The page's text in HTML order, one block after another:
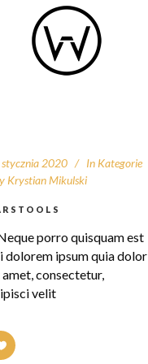
2020 In Kategorie
Krystian Mikulski
porro quisquam est
dolorem ipsum quia dolor
consectetur,
velit